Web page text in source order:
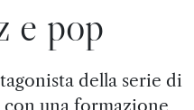
e pop
della serie di
una formazione